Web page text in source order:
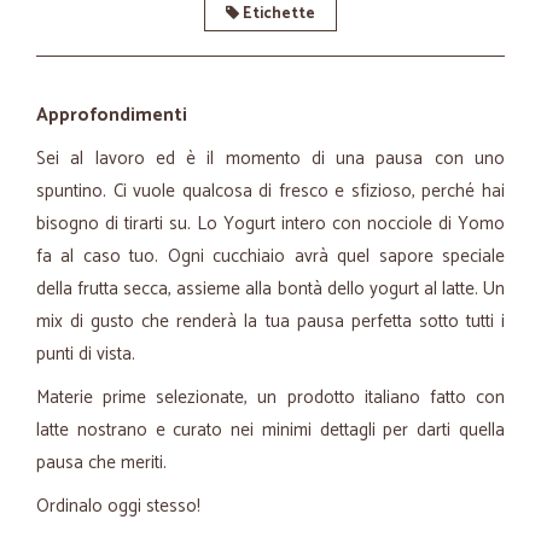
Etichette
Approfondimenti
Sei al lavoro ed è il momento di una pausa con uno
spuntino. Ci vuole qualcosa di fresco e sfizioso, perché hai
bisogno di tirarti su. Lo Yogurt intero con nocciole di Yomo
fa al caso tuo. Ogni cucchiaio avrà quel sapore speciale
della frutta secca, assieme alla bontà dello yogurt al latte. Un
mix di gusto che renderà la tua pausa perfetta sotto tutti i
punti di vista.
Materie prime selezionate, un prodotto italiano fatto con
latte nostrano e curato nei minimi dettagli per darti quella
pausa che meriti.
Ordinalo oggi stesso!